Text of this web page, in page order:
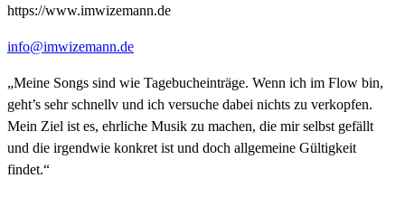
https://www.imwizemann.de
info@imwizemann.de
„Meine Songs sind wie Tagebucheinträge. Wenn ich im Flow bin,
geht’s sehr schnellv und ich versuche dabei nichts zu verkopfen.
Mein Ziel ist es, ehrliche Musik zu machen, die mir selbst gefällt
und die irgendwie konkret ist und doch allgemeine Gültigkeit
findet.“